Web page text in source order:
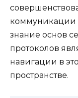
коммуникации
знание основ
протоколов
навигации в
пространстве.